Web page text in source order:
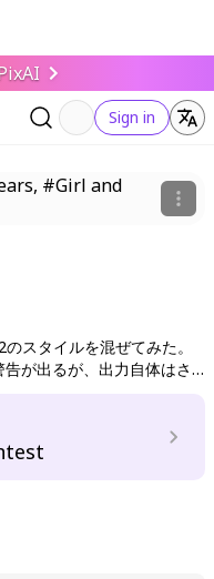
Sign in
スタイルを混ぜてみた。
が出るが、出力自体はさ
らしいのでお疲れ気味の
気がそれっぽくない。ス